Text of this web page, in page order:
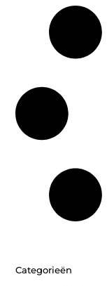
Categorieën